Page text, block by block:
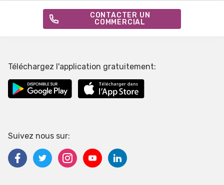
CONTACTER UN
COMMERCIAL
Téléchargez l'application gratuitement:
Suivez nous sur: